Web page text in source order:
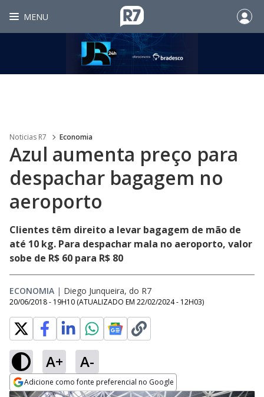
MENU
Noticias R7 Economia
Azul aumenta preço para
despachar bagagem no
aeroporto
Clientes têm direito a levar bagagem de mão de
até 10 kg. Para despachar mala no aeroporto, valor
sobe de R$ 60 para R$ 80
ECONOMIA | Diego Junqueira, do R7
20/06/2018 - 19H10 (ATUALIZADO EM 22/02/2024 - 12H03)
A+ A-
Adicione como fonte preferencial no Google